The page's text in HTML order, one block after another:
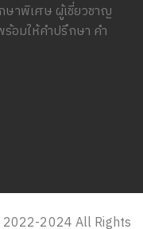
าพิเศษ ผู้เชี่ยวชาญ
อมให้คำปรึกษา คำ
2024 All Rights